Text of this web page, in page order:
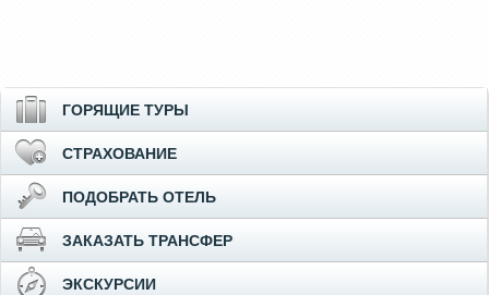
ГОРЯЩИЕ ТУРЫ
СТРАХОВАНИЕ
ПОДОБРАТЬ ОТЕЛЬ
ЗАКАЗАТЬ ТРАНСФЕР
ЭКСКУРСИИ